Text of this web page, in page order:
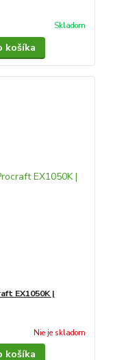
Skladom
košíka
EX1050K |
Nie je skladom
košíka